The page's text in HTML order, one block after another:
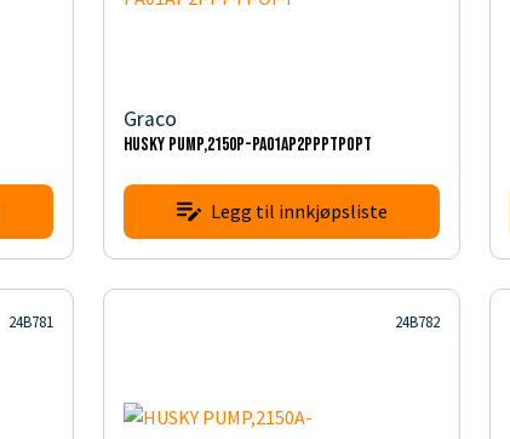
Graco
HUSKY PUMP,2150P-PA01AP2PPPTPOPT
Legg til innkjøpsliste
24B781 24B782